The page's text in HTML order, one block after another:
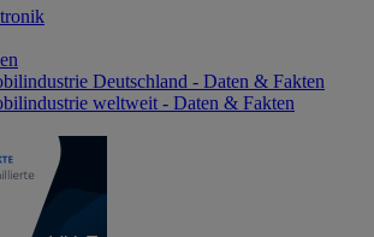
Deutschland - Daten & Fakten
weltweit - Daten & Fakten